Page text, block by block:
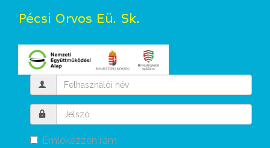
Emlékezzen rám